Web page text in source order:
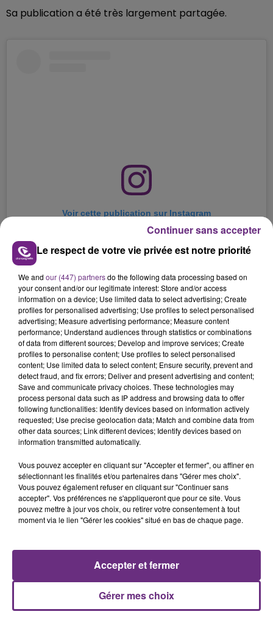
Sa publication a été très largement partagée.
Voir cette publication sur Instagram
FIL D'ACTU
11h37
LA CENTRALE NUCLÉAIRE DE CHOOZ
TOUJOURS À L'ARRÊT
Cela fait déjà une semaine que la centrale
nucléaire ardennaise est à l'arrêt. Une situation
Le respect de votre vie privée est notre priorité
We and our (447) partnersdo the following data processing based on
your consent and/or our legitimate interest: Store and/or access
information on a device; Use limited data to select advertising; Create
profiles for personalised advertising; Use profiles to select personalised
advertising; Measure advertising performance; Measure content
performance; Understand audiences through statistics or combinations
of data from different sources; Develop and improve services; Create
profiles to personalise content; Use profiles to select personalised
content; Use limited data to select content; Ensure security, prevent and
detect fraud, and fix errors; Deliver and present advertising and content;
Save and communicate privacy choices. These technologies may
process personal data such as IP address and browsing data to offer
following functionalities: Identify devices based on information actively
requested; Use precise geolocation data; Match and combine data from
other data sources; Link different devices; Identify devices based on
information transmitted automatically.
Vous pouvez accepter en cliquant sur "Accepter et fermer", ou affiner en
sélectionnant les finalités et/ou partenaires dans "Gérer mes choix".
Vous pouvez également refuser en cliquant sur "Continuer sans
accepter". Vos préférences ne s'appliqueront que pour ce site. Vous
pouvez mettre à jour vos choix, ou retirer votre consentement à tout
moment via le lien "Gérer les cookies" situé en bas de chaque page.
Gérer mes choix
Accepter et fermer
Continuer sans accepter